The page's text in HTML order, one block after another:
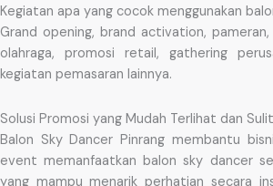
Kegiatan apa yang cocok menggunakan
Grand opening, brand activation,
olahraga, promosi retail, gathering
kegiatan pemasaran lainnya.
Solusi Promosi yang Mudah Terlihat dan
Balon Sky Dancer Pinrang membantu
event memanfaatkan balon sky dancer
yang mampu menarik perhatian secara